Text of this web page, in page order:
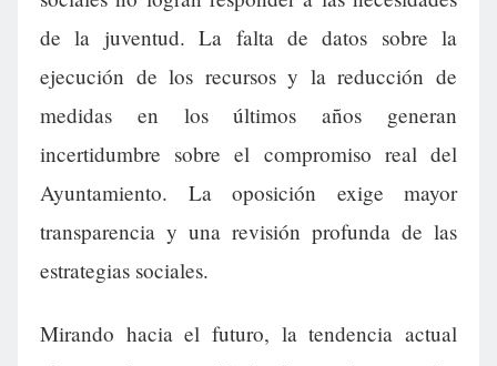
de la juventud. La falta de datos sobre la
ejecución de los recursos y la reducción de
medidas en los últimos años generan
incertidumbre sobre el compromiso real del
Ayuntamiento. La oposición exige mayor
transparencia y una revisión profunda de las
estrategias sociales.
Mirando hacia el futuro, la tendencia actual